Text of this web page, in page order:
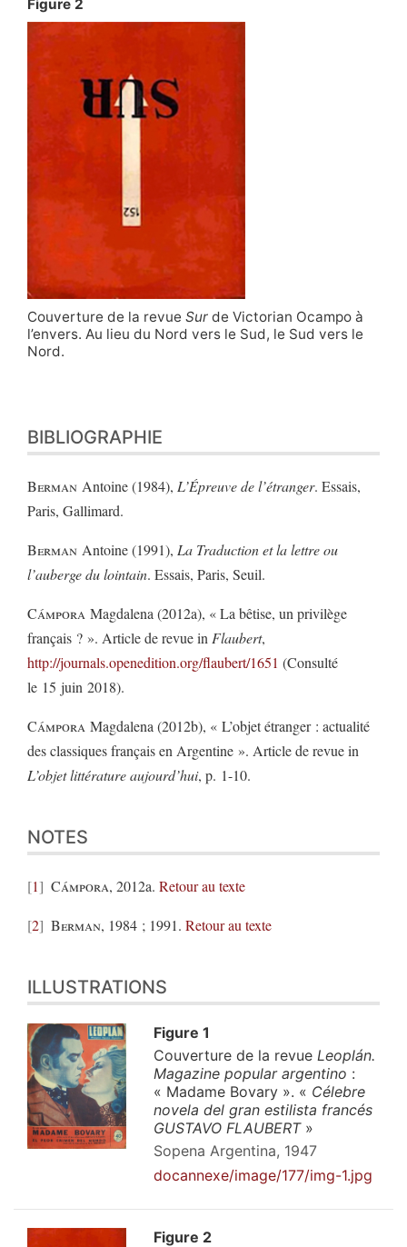
Figure 2
Couverture de la revue Sur de Victorian Ocampo à
l’envers. Au lieu du Nord vers le Sud, le Sud vers le
Nord.
BIBLIOGRAPHIE
Berman Antoine (1984), L’Épreuve de l’étranger. Essais,
Paris, Gallimard.
Berman Antoine (1991), La Traduction et la lettre ou
l’auberge du lointain. Essais, Paris, Seuil.
Cámpora Magdalena (2012a), « La bêtise, un privilège
français ? ». Article de revue in Flaubert,
http://journals.openedition.org/flaubert/1651 (Consulté
le 15 juin 2018).
Cámpora Magdalena (2012b), « L’objet étranger : actualité
des classiques français en Argentine ». Article de revue in
L’objet littérature aujourd’hui, p. 1-10.
NOTES
1 Cámpora, 2012a. Retour au texte
2 Berman, 1984 ; 1991. Retour au texte
ILLUSTRATIONS
Figure 1
Couverture de la revue Leoplán.
Magazine popular argentino :
« Madame Bovary ». « Célebre
novela del gran estilista francés
GUSTAVO FLAUBERT»
Sopena Argentina, 1947
docannexe/image/177/img-1.jpg
Figure 2